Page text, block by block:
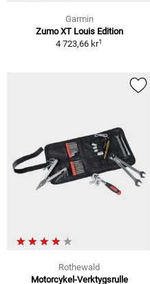
Garmin
Zumo XT Louis Edition
4 723,66 kr1
Rothewald
Motorcykel-Verktygsrulle